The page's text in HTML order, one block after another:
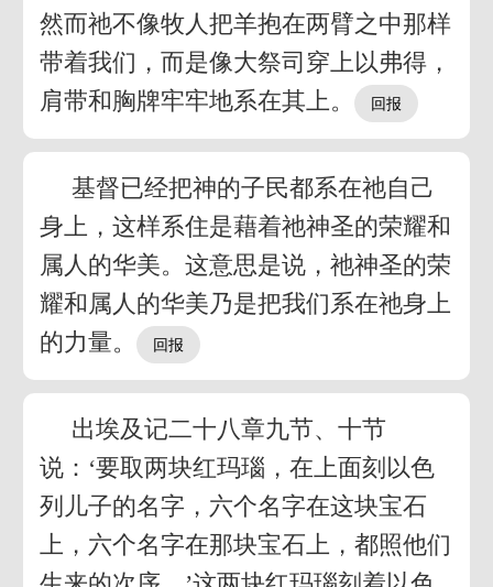
然而祂不像牧人把羊抱在两臂之中那样
带着我们，而是像大祭司穿上以弗得，
肩带和胸牌牢牢地系在其上。
基督已经把神的子民都系在祂自己
身上，这样系住是藉着祂神圣的荣耀和
属人的华美。这意思是说，祂神圣的荣
耀和属人的华美乃是把我们系在祂身上
的力量。
出埃及记二十八章九节、十节
说：‘要取两块红玛瑙，在上面刻以色
列儿子的名字，六个名字在这块宝石
上，六个名字在那块宝石上，都照他们